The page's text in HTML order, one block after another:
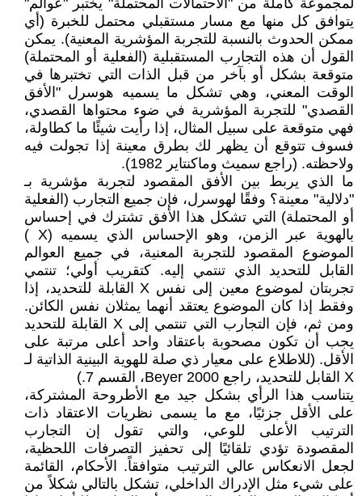
لمجموعة كاملة من "الاحتمالات المحتملة" يختبر "عوالم"
يتوافق كل منها مع مسار مستقبلي محتمل للخبرة (أي
ممكن الحدوث بالنسبة للتجربة المؤشرية المعنية). يمكن
القول أن هذه التجارب المستقبلية (الفعلية أو المحتملة)
متوقعة بشكل أو بآخر من قبل الذات التي تختبرها في
الوقت المعني، وهي تشكل ما يسميه هوسرل "الأفق
القصدي" للتجربة المؤشرية في ضوء محتواها القصدي،
فهي متوقعة على سبيل المثال، إذا رأيت شيئًا ما كطاولة،
فسوف تتوقع أن يظهر لك بطرق معينة إذا تجولت فيه
ولاحظته. (راجع سميث وماكنتاير 1982).
ما الذي يربط بين الأفق المقصود لتجربة مؤشرية بـ
"دلالية" معينة؟ وفقًا لهوسرل، فإن جميع التجارب (الفعلية
أو المحتملة) التي تشكل هذا الأفق تشترك في إحساس
بالهوية عبر الزمن، وهو الإحساس الذي يسميه (X )
الموضوع المقصود للتجربة المعنية، في جميع العوالم
القابل للتحديد الذي تنتمي إليه. كتقريب أولي؛ تنتمي
تجربتان لموضوع معين إلى نفس X القابلة للتحديد، إذا
وفقط إذا كان الموضوع يعتقد أنهما يمثلان نفس الكائن.
ومن ثم، فإن التجارب التي تنتمي إلى X القابلة للتحديد
يجب أن تكون مصحوبة باعتقاد واحد أعلى مرتبة على
الأقل. (للاطلاع على معيار ذي صلة للهوية البينية الذاتية لـ
X القابل للتحديد، راجع Beyer 2000، القسم 7.)
يتناسب هذا الرأي بشكل جيد مع الأطروحة المشتركة،
على الأقل جزئيًا، مع ما يسمى نظريات الاعتقاد ذات
الترتيب الأعلى للوعي، والتي تقول إن التجارب
المقصودة تؤدي تلقائيًا إلى تحفيز التصرفات اللحظية،
لجعل الانعكاس عالي الترتيب متوافقاً. الأحكام، القائمة
على شيء مثل الإدراك الداخلي، تشكل بالتالي شكلاً من